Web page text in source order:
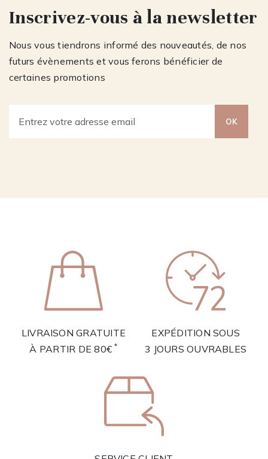
Inscrivez-vous à la newsletter
Nous vous tiendrons informé des nouveautés, de nos
futurs évènements et vous ferons bénéficier de
certaines promotions
OK
LIVRAISON GRATUITE
À PARTIR DE 80€ *
EXPÉDITION SOUS
3 JOURS OUVRABLES